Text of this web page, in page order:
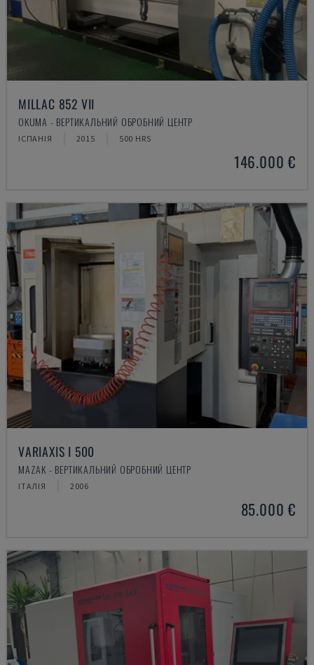
MILLAC 852 VII
OKUMA - ВЕРТИКАЛЬНИЙ ОБРОБНИЙ ЦЕНТР
ІСПАНІЯ 2015 500 HRS
146.000 €
VARIAXIS I 500
MAZAK - ВЕРТИКАЛЬНИЙ ОБРОБНИЙ ЦЕНТР
ІТАЛІЯ 2006
85.000 €